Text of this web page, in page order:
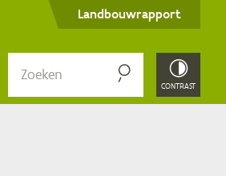
Secondary
menu
Landbouwrapport
ken
CONTRAST